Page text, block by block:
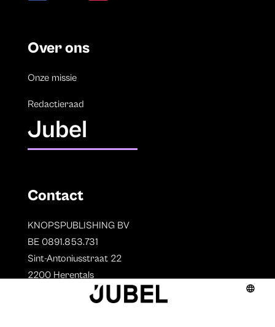
Over ons
Onze missie
Redactieraad
Jubel
Contact
KNOPSPUBLISHING BV
BE 0891.853.731
Sint-Antoniusstraat 22
2200 Herentals